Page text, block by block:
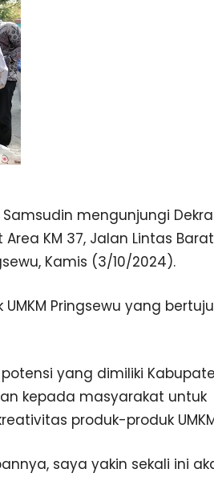
Samsudin mengunjungi
KM 37, Jalan Lintas Barat
Kamis (3/10/2024).
Pringsewu yang
yang dimiliki
kepada masyarakat untuk
produk-produk
saya yakin sekali ini